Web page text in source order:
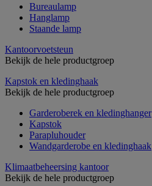
Bureaulamp
Hanglamp
Staande lamp
Kantoorvoetsteun
Bekijk de hele productgroep
Kapstok en kledinghaak
Bekijk de hele productgroep
Garderoberek en kledinghanger
Kapstok
Parapluhouder
Wandgarderobe en kledinghaak
Klimaatbeheersing kantoor
Bekijk de hele productgroep